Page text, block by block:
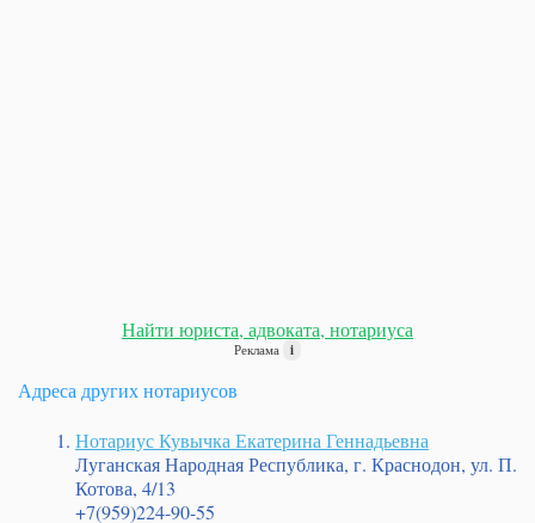
Найти юриста, адвоката, нотариуса
Реклама i
Адреса других нотариусов
Нотариус Кувычка Екатерина Геннадьевна
Луганская Народная Республика, г. Краснодон, ул. П.
Котова, 4/13
+7(959)224-90-55